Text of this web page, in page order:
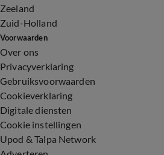
Zeeland
Zuid-Holland
Voorwaarden
Over ons
Privacyverklaring
Gebruiksvoorwaarden
Cookieverklaring
Digitale diensten
Cookie instellingen
Upod & Talpa Network